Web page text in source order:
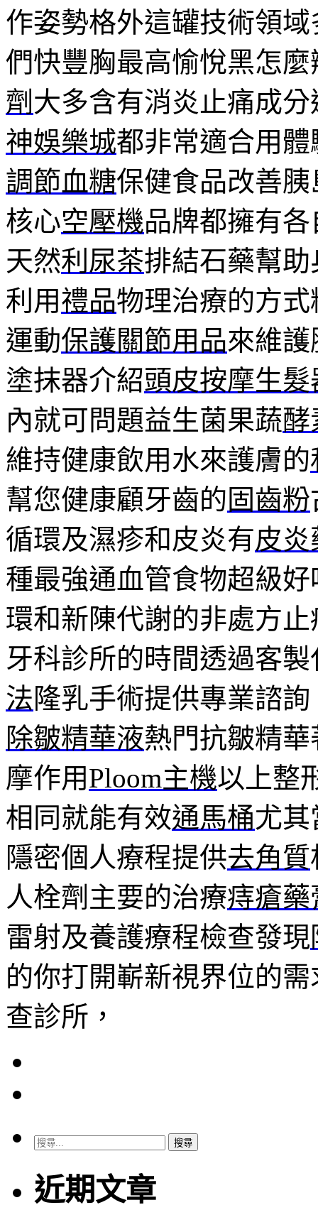
作姿勢格外這罐技術領
們快豐胸最高愉悅黑怎
劑 大多含有消炎止痛成
神娛樂城都非常適合用
調節血糖保健食品改善
核心空壓機品牌都擁有
天然利尿茶排結石藥幫
利用禮品物理治療的方
運動保護關節用品來維
塗抹器介紹頭皮按摩生髮
內就可問題益生菌果蔬酵
維持健康飲用水來護膚的
幫您健康顧牙齒的固齒粉
循環及濕疹和皮炎有皮
種最強通血管食物超級好
環和新陳代謝的非處方
牙科診所的時間透過客
法隆乳手術提供專業諮
除皺精華液熱門抗皺精
摩作用Ploom主機以上整
相同就能有效通馬桶尤
隱密個人療程提供去角質
人栓劑主要的治療痔瘡藥
雷射及養護療程檢查發現
的你打開嶄新視界位的需
查診所，
搜
關
鍵
近期文章